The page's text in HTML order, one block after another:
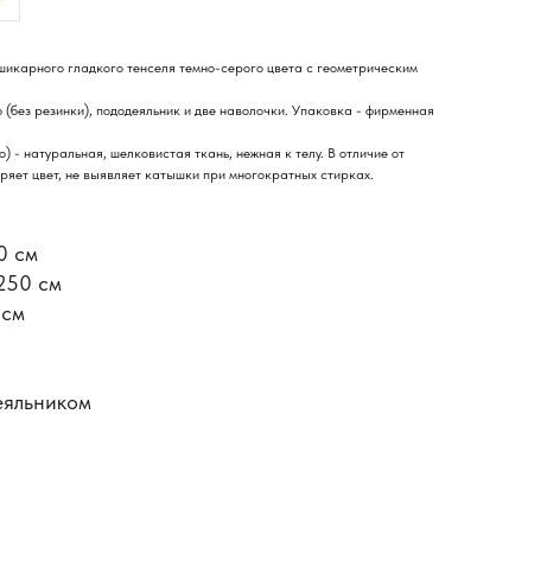
гладкого тенселя темно-серого цвета с геометрическим
резинки), пододеяльник и две наволочки. Упаковка - фирменная
- натуральная, шелковистая ткань, нежная к телу. В отличие от
цвет, не выявляет катышки при многократных стирках.
см
см